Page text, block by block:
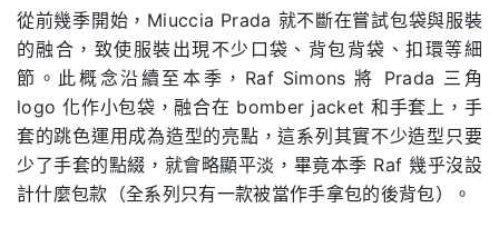
從前幾季開始，Miuccia Prada 就不斷在嘗試包袋與服裝
的融合，致使服裝出現不少口袋、背包背袋、扣環等細
節。此概念沿續至本季，Raf Simons 將 Prada 三角
logo 化作小包袋，融合在 bomber jacket 和手套上，手
套的跳色運用成為造型的亮點，這系列其實不少造型只要
少了手套的點綴，就會略顯平淡，畢竟本季 Raf 幾乎沒設
計什麼包款（全系列只有一款被當作手拿包的後背包）。